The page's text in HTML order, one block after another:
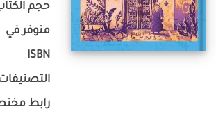
حجم
متوفر في
ISBN
رابط